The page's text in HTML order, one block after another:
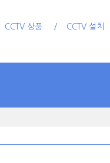
CCTV 상품 CCTV 설치